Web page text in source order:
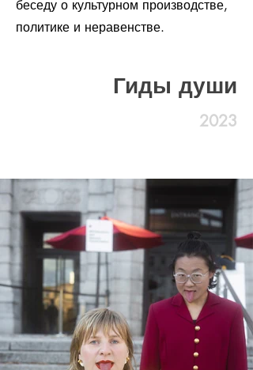
беседу о культурном производстве,
политике и неравенстве.
Гиды души
2023